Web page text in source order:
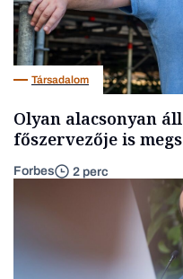
Társadalom
Olyan alacsonyan
főszervezője is
Forbes 2 perc